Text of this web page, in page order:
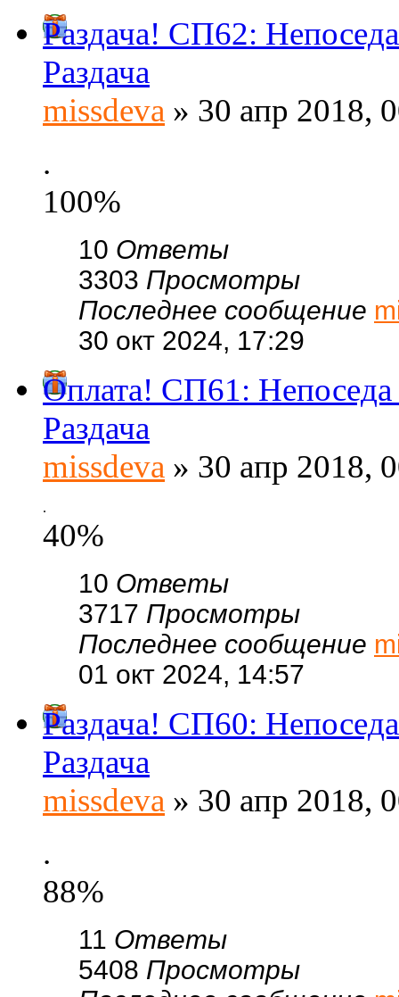
Раздача! СП62:
Раздача
missdeva » 30 апр 2018,
.
100%
10 Ответы
3303 Просмотры
Последнее сообщение
30 окт 2024, 17:29
Оплата! СП61:
Раздача
missdeva » 30 апр 2018,
.
40%
10 Ответы
3717 Просмотры
Последнее сообщение
01 окт 2024, 14:57
Раздача! СП60:
Раздача
missdeva » 30 апр 2018,
.
88%
11 Ответы
5408 Просмотры